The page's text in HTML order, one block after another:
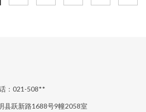
：021-508**
县跃新路1688号9幢2058室